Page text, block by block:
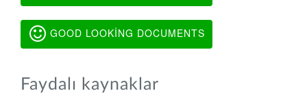
GOOD LOOKING DOCUMENTS
Faydalı kaynaklar